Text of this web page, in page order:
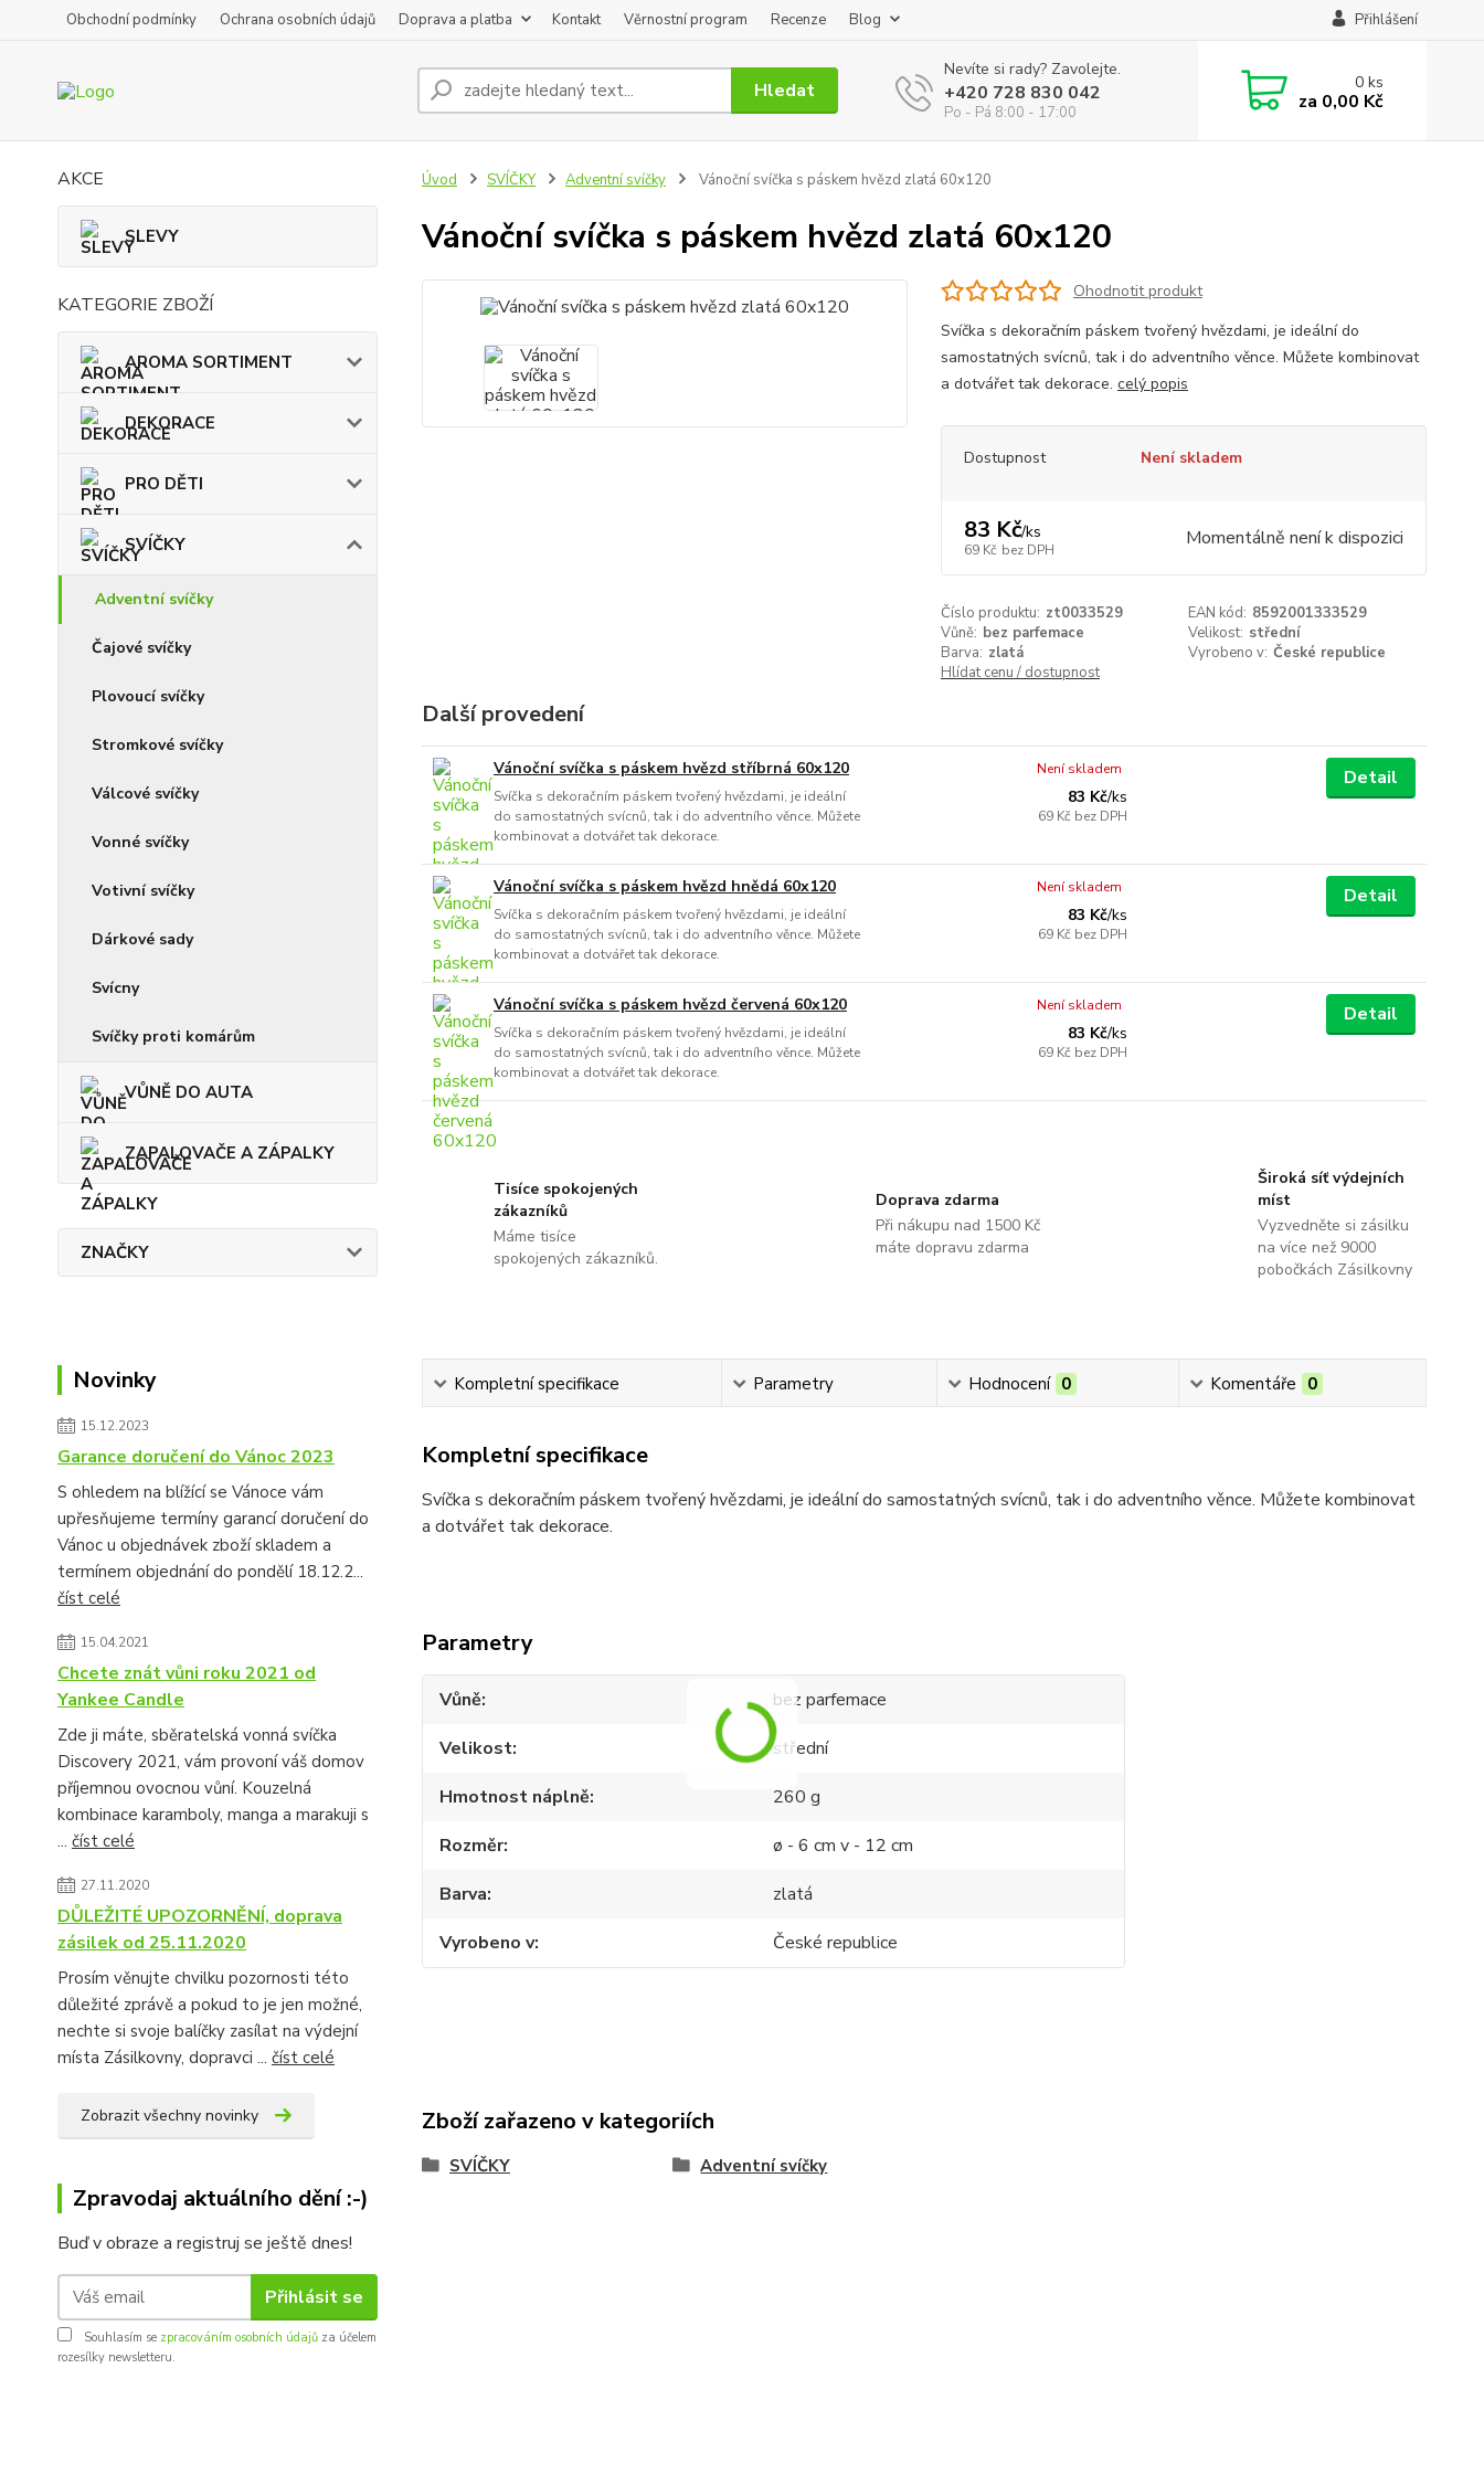
Obchodní podmínky Ochrana osobních údajů Doprava a platba Kontakt Věrnostní program Recenze Blog Přihlášení
Hledat
Nevíte si rady? Zavolejte.
+420 728 830 042
Po - Pá 8:00 - 17:00
0ks
za 0,00 Kč
AKCE
SLEVY
KATEGORIE ZBOŽÍ
AROMA SORTIMENT
DEKORACE
PRO DĚTI
SVÍČKY
Adventní svíčky
Čajové svíčky
Plovoucí svíčky
Stromkové svíčky
Válcové svíčky
Vonné svíčky
Votivní svíčky
Dárkové sady
Svícny
Svíčky proti komárům
VŮNĚ DO AUTA
ZAPALOVAČE A ZÁPALKY
ZNAČKY
Novinky
15.12.2023
Garance doručení do Vánoc 2023
S ohledem na blížící se Vánoce vám
upřesňujeme termíny garancí doručení do
Vánoc u objednávek zboží skladem a
termínem objednání do pondělí 18.12.2...
číst celé
15.04.2021
Chcete znát vůni roku 2021 od
Yankee Candle
Zde ji máte, sběratelská vonná svíčka
Discovery 2021, vám provoní váš domov
příjemnou ovocnou vůní. Kouzelná
kombinace karamboly, manga a marakuji s
... číst celé
27.11.2020
DŮLEŽITÉ UPOZORNĚNÍ, doprava
zásilek od 25.11.2020
Prosím věnujte chvilku pozornosti této
důležité zprávě a pokud to je jen možné,
nechte si svoje balíčky zasílat na výdejní
místa Zásilkovny, dopravci ... číst celé
Zobrazit všechny novinky
Zpravodaj aktuálního dění :-)
Buď v obraze a registruj se ještě dnes!
Přihlásit se
Souhlasím se zpracováním osobních údajů za účelem
rozesílky newsletteru.
Úvod SVÍČKY Adventní svíčky Vánoční svíčka s páskem hvězd zlatá 60x120
Vánoční svíčka s páskem hvězd zlatá 60x120
Ohodnotit produkt
Svíčka s dekoračním páskem tvořený hvězdami, je ideální do
samostatných svícnů, tak i do adventního věnce. Můžete kombinovat
a dotvářet tak dekorace. celý popis
Dostupnost Není skladem
83 Kč/ks
69 Kč bez DPH Momentálně není k dispozici
Číslo produktu: zt0033529 EAN kód: 8592001333529
Vůně: bez parfemace Velikost: střední
Barva: zlatá Vyrobeno v: České republice
Hlídat cenu / dostupnost
Další provedení
Vánoční svíčka s páskem hvězd stříbrná 60x120
Svíčka s dekoračním páskem tvořený hvězdami, je ideální
do samostatných svícnů, tak i do adventního věnce. Můžete
kombinovat a dotvářet tak dekorace.
83 Kč/ks
69 Kč bez DPH
Není skladem Detail
Vánoční svíčka s páskem hvězd hnědá 60x120
Svíčka s dekoračním páskem tvořený hvězdami, je ideální
do samostatných svícnů, tak i do adventního věnce. Můžete
kombinovat a dotvářet tak dekorace.
83 Kč/ks
69 Kč bez DPH
Není skladem Detail
Vánoční svíčka s páskem hvězd červená 60x120
Svíčka s dekoračním páskem tvořený hvězdami, je ideální
do samostatných svícnů, tak i do adventního věnce. Můžete
kombinovat a dotvářet tak dekorace.
83 Kč/ks
69 Kč bez DPH
Není skladem Detail
Tisíce spokojených
zákazníků
Máme tisíce
spokojených zákazníků.
Doprava zdarma
Při nákupu nad 1500 Kč
máte dopravu zdarma
Široká síť výdejních
míst
Vyzvedněte si zásilku
na více než 9000
pobočkách Zásilkovny
Kompletní specifikace Parametry Hodnocení 0 Komentáře 0
Kompletní specifikace
Svíčka s dekoračním páskem tvořený hvězdami, je ideální do samostatných svícnů, tak i do adventního věnce. Můžete kombinovat
a dotvářet tak dekorace.
Parametry
Vůně
bez parfemace
Velikost
střední
Hmotnost náplně
260 g
Rozměr
ø - 6 cm v - 12 cm
Barva
zlatá
Vyrobeno v
České republice
Zboží zařazeno v kategoriích
SVÍČKY Adventní svíčky